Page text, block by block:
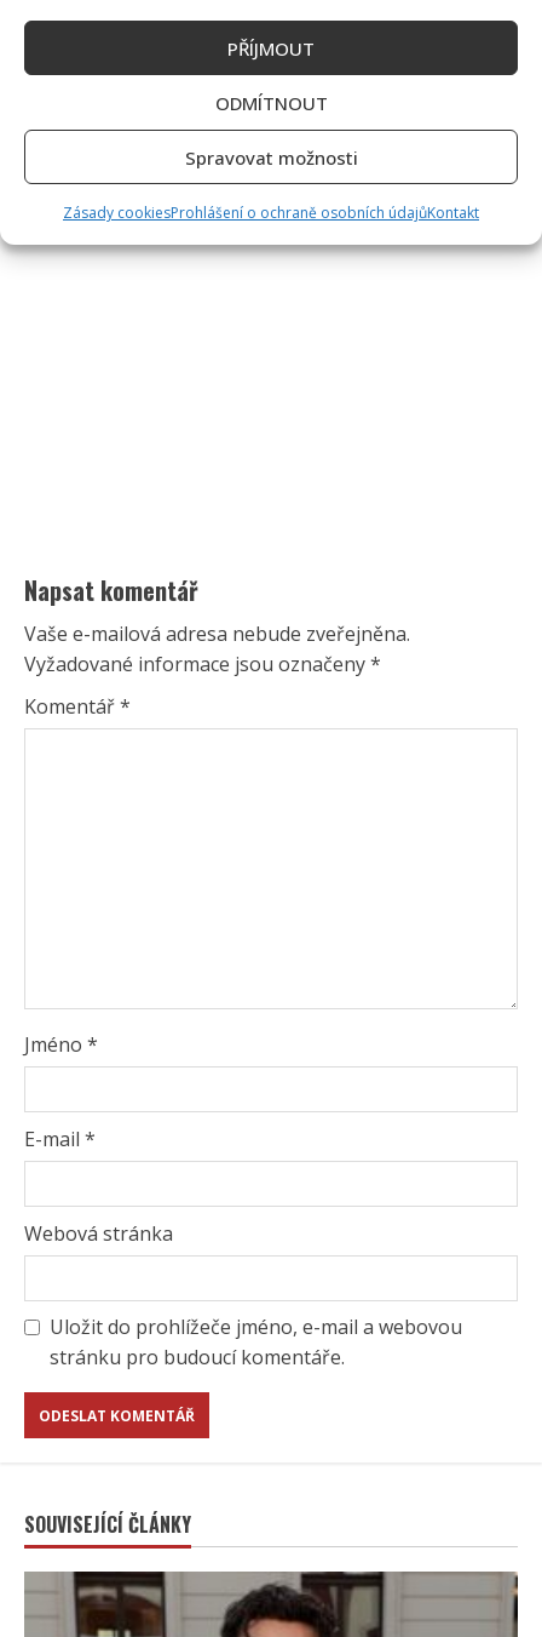
PŘÍJMOUT
ODMÍTNOUT
Spravovat možnosti
Zásady cookiesProhlášení o ochraně osobních údajůKontakt
Napsat komentář
Vaše e-mailová adresa nebude zveřejněna.
Vyžadované informace jsou označeny*
Komentář*
Jméno *
E-mail *
Webová stránka
Uložit do prohlížeče jméno, e-mail a webovou
stránku pro budoucí komentáře.
SOUVISEJÍCÍ ČLÁNKY